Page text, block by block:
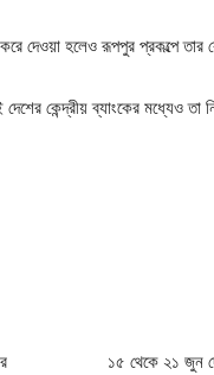
দেওয়া হলেও রূপপুর প্রকল্পে
কেন্দ্রীয় ব্যাংকের মধ্যেও তা
১৫ থেকে ২১ জুন